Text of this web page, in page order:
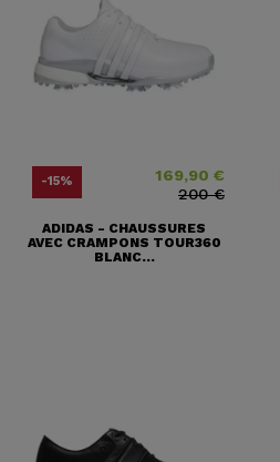
-15% 169,90 €
Prix ​​habituel
200 €
ADIDAS - CHAUSSURES
AVEC CRAMPONS TOUR360
BLANC...